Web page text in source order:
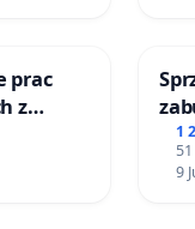
prac
z
1
9